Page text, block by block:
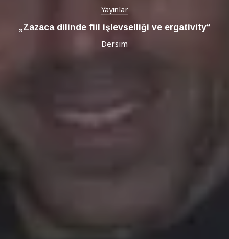
Yayınlar
„Zazaca dilinde fiil işlevselliği ve ergativity“
Dersim